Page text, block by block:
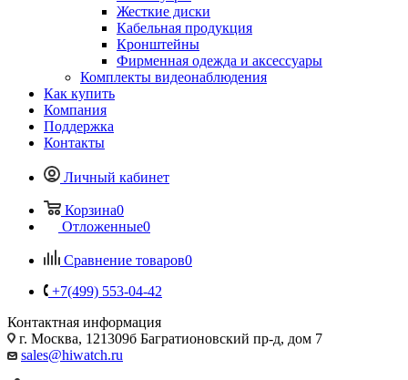
Жесткие диски
Кабельная продукция
Кронштейны
Фирменная одежда и аксессуары
Комплекты видеонаблюдения
Как купить
Компания
Поддержка
Контакты
Личный кабинет
Корзина0
Отложенные0
Сравнение товаров0
+7(499) 553-04-42
Контактная информация
г. Москва, 121309б Багратионовский пр-д, дом 7
sales@hiwatch.ru